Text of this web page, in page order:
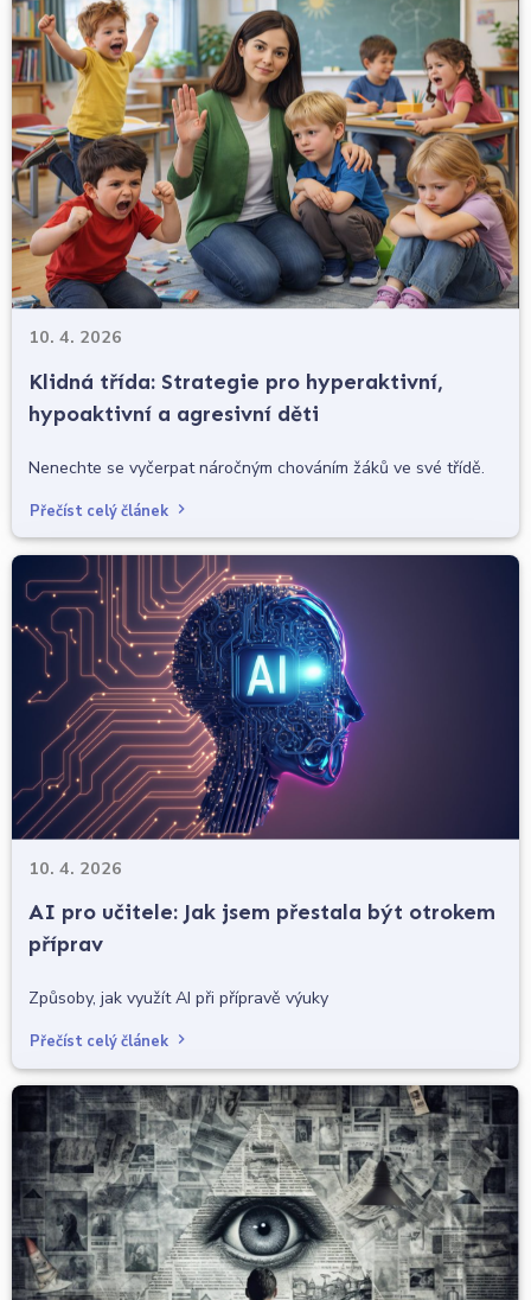
10. 4. 2026
Klidná třída: Strategie pro hyperaktivní,
hypoaktivní a agresivní děti
Nenechte se vyčerpat náročným chováním žáků ve své třídě.
Přečíst celý článek
10. 4. 2026
AI pro učitele: Jak jsem přestala být otrokem
příprav
Způsoby, jak využít AI při přípravě výuky
Přečíst celý článek